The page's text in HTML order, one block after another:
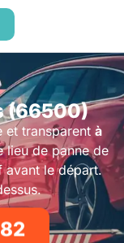
(66500)
transparent à
lieu de panne de
avant le départ.